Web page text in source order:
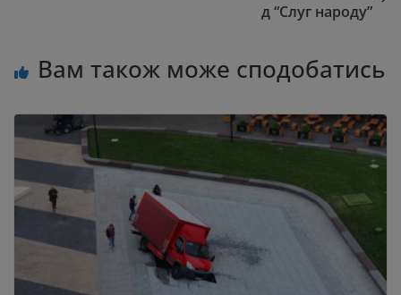
д “Слуг народу”
Вам також може сподобатись